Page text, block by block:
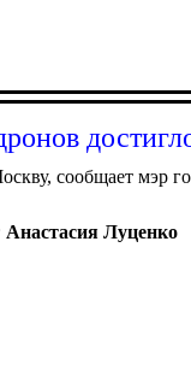
сообщает мэр
Анастасия Луценко